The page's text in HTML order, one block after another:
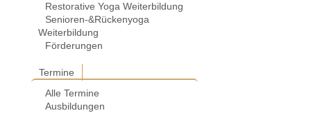
Restorative Yoga Weiterbildung
Senioren-&Rückenyoga
Weiterbildung
Förderungen
Termine
Alle Termine
Ausbildungen